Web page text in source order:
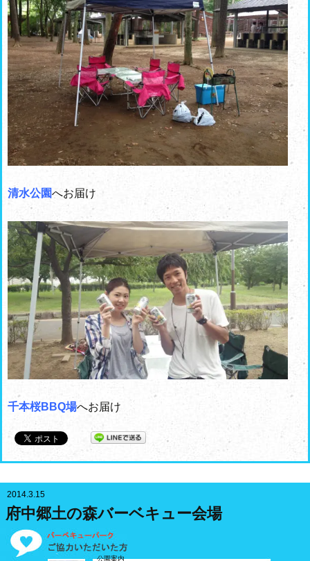
清水公園へお届け
千本桜BBQ場へお届け
2014.3.15
府中郷土の森バーベキュー会場
公園案内